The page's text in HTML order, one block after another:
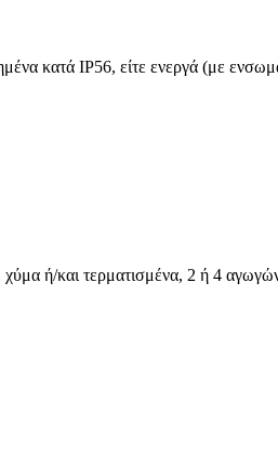
κατά IP56, είτε ενεργά (με
ή/και τερματισμένα, 2 ή 4